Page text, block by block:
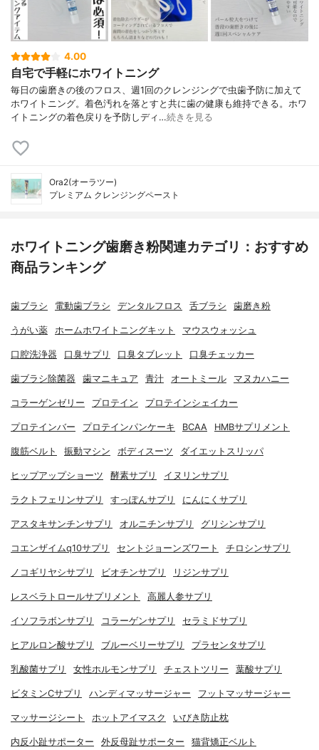
4.00
自宅で手軽にホワイトニング
毎日の歯磨きの後のフロス、週1回のクレンジングで虫歯予防に加えて
ホワイトニング。着色汚れを落とすと共に歯の健康も維持できる。ホワ
イトニングの着色戻りを予防しディ…続きを見る
Ora2(オーラツー)
プレミアム クレンジングペースト
ホワイトニング歯磨き粉関連カテゴリ：おすすめ
商品ランキング
歯ブラシ 電動歯ブラシ デンタルフロス 舌ブラシ 歯磨き粉
うがい薬 ホームホワイトニングキット マウスウォッシュ
口腔洗浄器 口臭サプリ 口臭タブレット 口臭チェッカー
歯ブラシ除菌器 歯マニキュア 青汁 オートミール マヌカハニー
コラーゲンゼリー プロテイン プロテインシェイカー
プロテインバー プロテインパンケーキ BCAA HMBサプリメント
腹筋ベルト 振動マシン ボディスーツ ダイエットスリッパ
ヒップアップショーツ 酵素サプリ イヌリンサプリ
ラクトフェリンサプリ すっぽんサプリ にんにくサプリ
アスタキサンチンサプリ オルニチンサプリ グリシンサプリ
コエンザイムq10サプリ セントジョーンズワート チロシンサプリ
ノコギリヤシサプリ ビオチンサプリ リジンサプリ
レスベラトロールサプリメント 高麗人参サプリ
イソフラボンサプリ コラーゲンサプリ セラミドサプリ
ヒアルロン酸サプリ ブルーベリーサプリ プラセンタサプリ
乳酸菌サプリ 女性ホルモンサプリ チェストツリー 葉酸サプリ
ビタミンCサプリ ハンディマッサージャー フットマッサージャー
マッサージシート ホットアイマスク いびき防止枕
内反小趾サポーター 外反母趾サポーター 猫背矯正ベルト